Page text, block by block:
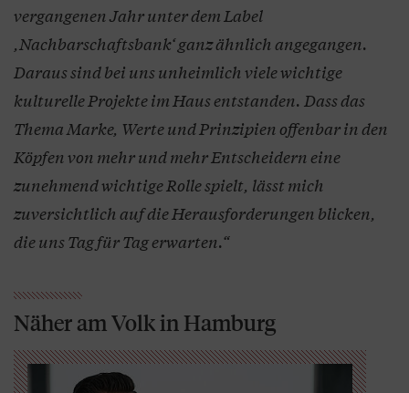
vergangenen Jahr unter dem Label
,Nachbarschaftsbank‘ ganz ähnlich angegangen.
Daraus sind bei uns unheimlich viele wichtige
kulturelle Projekte im Haus entstanden. Dass das
Thema Marke, Werte und Prinzipien offenbar in den
Köpfen von mehr und mehr Entscheidern eine
zunehmend wichtige Rolle spielt, lässt mich
zuversichtlich auf die Herausforderungen blicken,
die uns Tag für Tag erwarten.“
Näher am Volk in Hamburg